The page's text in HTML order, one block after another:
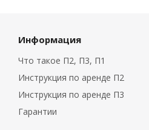
Информация
Что такое П2, П3, П1
Инструкция по аренде П2
Инструкция по аренде П3
Гарантии